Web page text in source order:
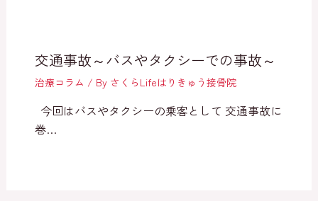
交通事故～バスやタクシーでの事故～
治療コラム / By さくらLifeはりきゅう接骨院
今回はバスやタクシーの乗客として 交通事故に
巻…